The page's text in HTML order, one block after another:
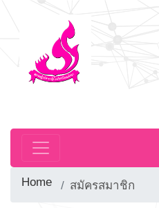
Home สมัครสมาชิก